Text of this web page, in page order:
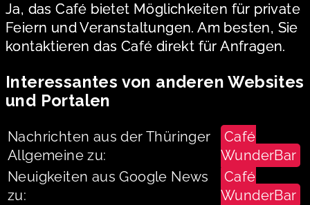
Ja, das Café bietet Möglichkeiten für private
Feiern und Veranstaltungen. Am besten, Sie
kontaktieren das Café direkt für Anfragen.
Interessantes von anderen Websites
und Portalen
Nachrichten aus der Thüringer
Allgemeine zu:
Café
WunderBar
Neuigkeiten aus Google News
zu:
Café
WunderBar